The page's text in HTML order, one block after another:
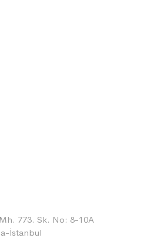
773. Sk. No: 8-10A
İstanbul